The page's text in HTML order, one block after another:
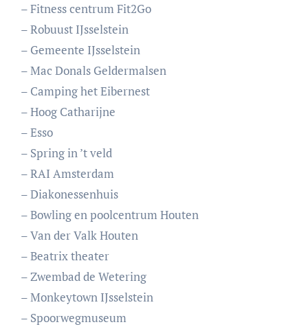
– Fitness centrum Fit2Go
– Robuust IJsselstein
– Gemeente IJsselstein
– Mac Donals Geldermalsen
– Camping het Eibernest
– Hoog Catharijne
– Esso
– Spring in ’t veld
– RAI Amsterdam
– Diakonessenhuis
– Bowling en poolcentrum Houten
– Van der Valk Houten
– Beatrix theater
– Zwembad de Wetering
– Monkeytown IJsselstein
– Spoorwegmuseum